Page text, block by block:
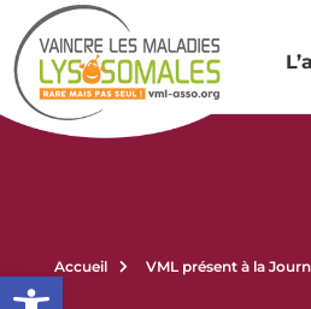
Ouvrir la barre d’outils
Accueil VML présent à la